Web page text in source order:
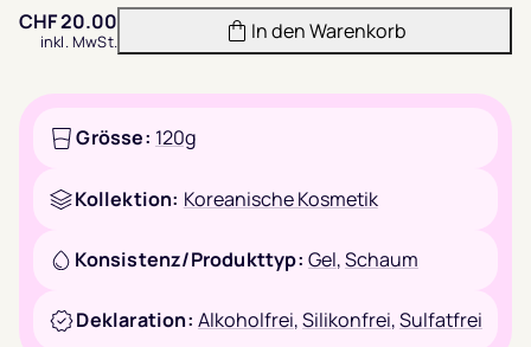
verringern
CHF20.00
inkl. MwSt. In den Warenkorb
Grösse: 120g
Kollektion: Koreanische Kosmetik
Konsistenz/Produkttyp: Gel,Schaum
Deklaration: Alkoholfrei,Silikonfrei,Sulfatfrei